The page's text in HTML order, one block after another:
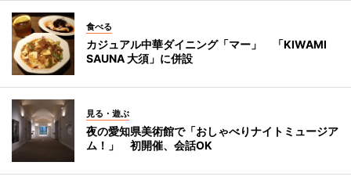
食べる
カジュアル中華ダイニング「マー」 「KIWAMI
SAUNA 大須」に併設
見る・遊ぶ
夜の愛知県美術館で「おしゃべりナイトミュージア
ム！」 初開催、会話OK